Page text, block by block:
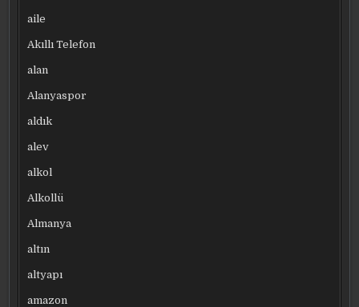
aile
Akıllı Telefon
alan
Alanyaspor
aldık
alev
alkol
Alkollü
Almanya
altın
altyapı
amazon